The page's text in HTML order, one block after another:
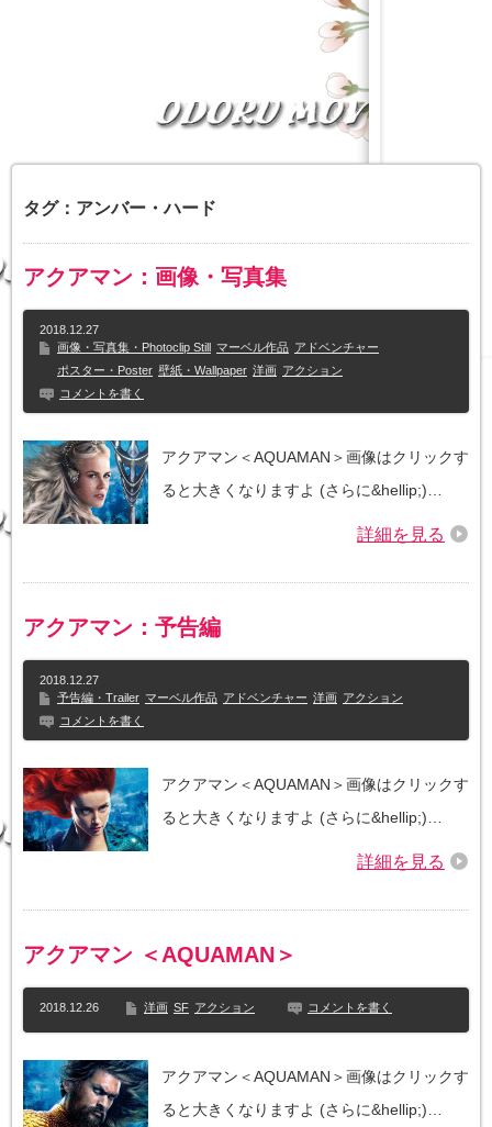
タグ：アンバー・ハード
アクアマン：画像・写真集
2018.12.27
画像・写真集・Photoclip Still
マーベル作品 アドベンチャー
ポスター・Poster 壁紙・Wallpaper 洋画 アクション
コメントを書く
アクアマン＜AQUAMAN＞画像はクリックす
ると大きくなりますよ (さらに&hellip;)…
詳細を見る
アクアマン：予告編
2018.12.27
予告編・Trailer マーベル作品 アドベンチャー 洋画 アクション
コメントを書く
アクアマン＜AQUAMAN＞画像はクリックす
ると大きくなりますよ (さらに&hellip;)…
詳細を見る
アクアマン ＜AQUAMAN＞
2018.12.26 洋画 SF アクション コメントを書く
アクアマン＜AQUAMAN＞画像はクリックす
ると大きくなりますよ (さらに&hellip;)…